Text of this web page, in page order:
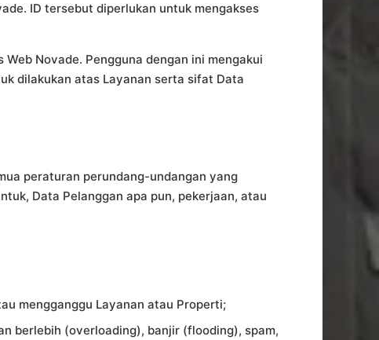
ID tersebut diperlukan untuk mengakses
Novade. Pengguna dengan ini mengakui
dilakukan atas Layanan serta sifat Data
peraturan perundang-undangan yang
Data Pelanggan apa pun, pekerjaan, atau
mengganggu Layanan atau Properti;
berlebih (overloading), banjir (flooding), spam,